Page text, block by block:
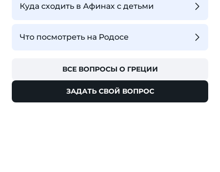
Куда сходить в Афинах с детьми
Что посмотреть на Родосе
ВСЕ ВОПРОСЫ О ГРЕЦИИ
ЗАДАТЬ СВОЙ ВОПРОС